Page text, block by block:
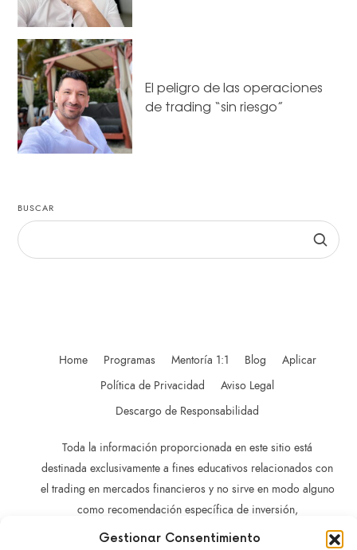
Gestionar Consentimiento
El peligro de las operaciones
de trading “sin riesgo”
BUSCAR
Home Programas Mentoría 1:1 Blog
Aplicar
Política de Privacidad
Aviso Legal
Descargo de Responsabilidad
Toda la información proporcionada en este sitio está
destinada exclusivamente a fines educativos relacionados con
el trading en mercados financieros y no sirve en modo alguno
como recomendación específica de inversión,
recomendación comercial, análisis de oportunidades de